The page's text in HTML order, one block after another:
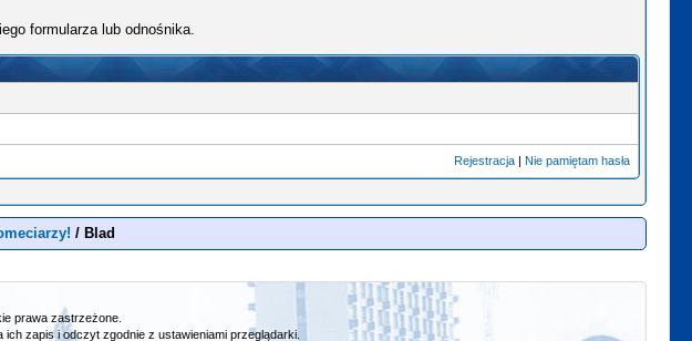
formularza lub odnośnika.
Rejestracja| Nie pamiętam hasła
/ Blad
prawa zastrzeżone.
zapis i odczyt zgodnie z ustawieniami przeglądarki.